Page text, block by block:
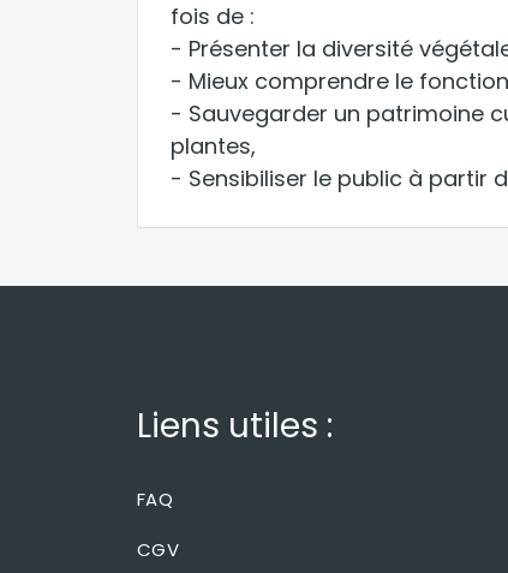
fois de :
- Présenter la diversité
- Mieux comprendre le
- Sauvegarder un patrimoine
plantes,
- Sensibiliser le public à partir
Liens utiles :
FAQ
CGV